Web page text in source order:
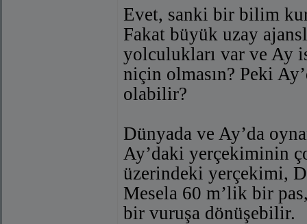
Evet, sanki bir bilim
Fakat büyük uzay
yolculukları var ve Ay
niçin olmasın? Peki
olabilir?
Dünyada ve Ay’da
Ay’daki yerçekiminin
üzerindeki yerçekimi,
Mesela 60 m’lik bir
bir vuruşa dönüşebilir.